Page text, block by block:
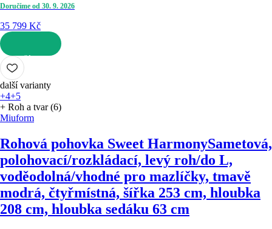
Doručíme od 30. 9. 2026
35 799 Kč
DO KOŠÍKU
další varianty
+4+5
+ Roh a tvar (6)
Miuform
Rohová pohovka Sweet HarmonySametová,
polohovací/rozkládací, levý roh/do L,
voděodolná/vhodné pro mazlíčky, tmavě
modrá, čtyřmístná, šířka 253 cm, hloubka
208 cm, hloubka sedáku 63 cm